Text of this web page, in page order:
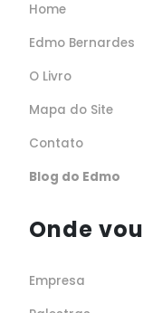
Home
Edmo Bernardes
O Livro
Mapa do Site
Contato
Blog do Edmo
Onde vou
Empresa